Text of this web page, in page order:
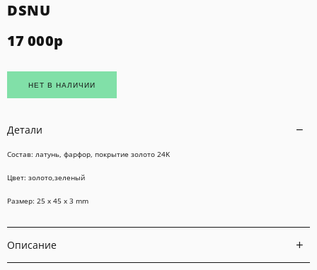
DSNU
17 000р
НЕТ В НАЛИЧИИ
Детали
Состав: латунь, фарфор, покрытие золото 24K
Цвет: золото,зеленый
Размер: 25 x 45 x 3 mm
Описание